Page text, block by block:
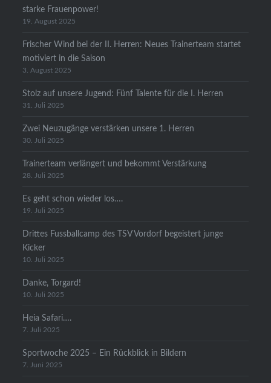
starke Frauenpower!
19. August 2025
Frischer Wind bei der II. Herren: Neues Trainerteam startet
motiviert in die Saison
3. August 2025
Stolz auf unsere Jugend: Fünf Talente für die I. Herren
31. Juli 2025
Zwei Neuzugänge verstärken unsere 1. Herren
30. Juli 2025
Trainerteam verlängert und bekommt Verstärkung
28. Juli 2025
Es geht schon wieder los….
19. Juli 2025
Drittes Fussballcamp des TSV Vordorf begeistert junge
Kicker
10. Juli 2025
Danke, Torgard!
10. Juli 2025
Heia Safari….
7. Juli 2025
Sportwoche 2025 – Ein Rückblick in Bildern
7. Juni 2025